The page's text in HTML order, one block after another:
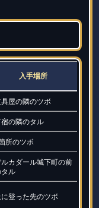
入手場所
屋の隣のツボ
の隣のタル
所のツボ
カダール城下町の前
ル
登った先のツボ